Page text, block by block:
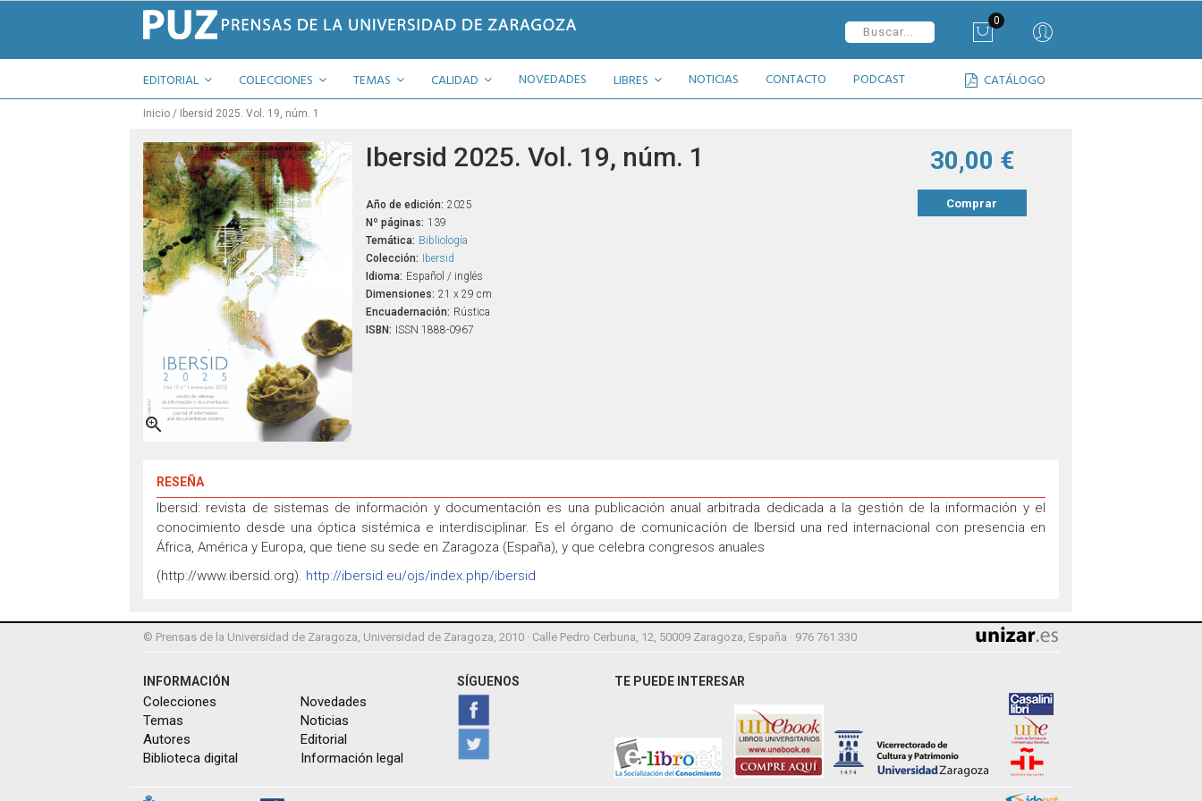
0
EDITORIAL COLECCIONES TEMAS CATÁLOGO
CALIDAD NOVEDADES LIBRES NOTICIAS CONTACTO PODCAST
Inicio Ibersid 2025. Vol. 19, núm. 1

Ibersid 2025. Vol. 19, núm. 1
Año de edición: 2025
Nº páginas: 139
Temática: Bibliología
Colección:
Ibersid
Idioma: Español / inglés
Dimensiones: 21 x 29 cm
Encuadernación: Rústica
ISBN: ISSN 1888-0967
30,00 €
Comprar
RESEÑA
Ibersid: revista de sistemas de información y documentación es una publicación anual arbitrada dedicada a la gestión de la información y el
conocimiento desde una óptica sistémica e interdisciplinar. Es el órgano de comunicación de Ibersid una red internacional con presencia en
África, América y Europa, que tiene su sede en Zaragoza (España), y que celebra congresos anuales
(http://www.ibersid.org). http://ibersid.eu/ojs/index.php/ibersid
© Prensas de la Universidad de Zaragoza, Universidad de Zaragoza, 2010 · Calle Pedro Cerbuna, 12, 50009 Zaragoza, España · 976 761 330
INFORMACIÓN
Colecciones
Temas
Autores
Biblioteca digital
Novedades
Noticias
Editorial
Información legal
SÍGUENOS TE PUEDE INTERESAR